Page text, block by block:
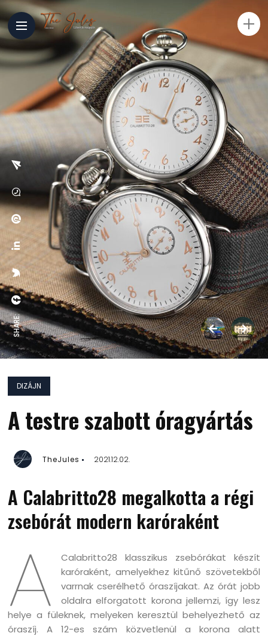
SHARE:
DIZÁJN
A testre szabott óragyártás
TheJules 2021.12.02.
A Calabritto28 megalkotta a régi
zsebórát modern karóraként
A
Calabritto28 klasszikus zsebórákat készít
karóraként, amelyekhez kitűnő szövetekből
varrnak cserélhető óraszíjakat. Az órát jobb
oldalra elforgatott korona jellemzi, így lesz
helye a füleknek, melyeken keresztül behelyezhető az
óraszíj. A 12-es szám közvetlenül a korona alatt